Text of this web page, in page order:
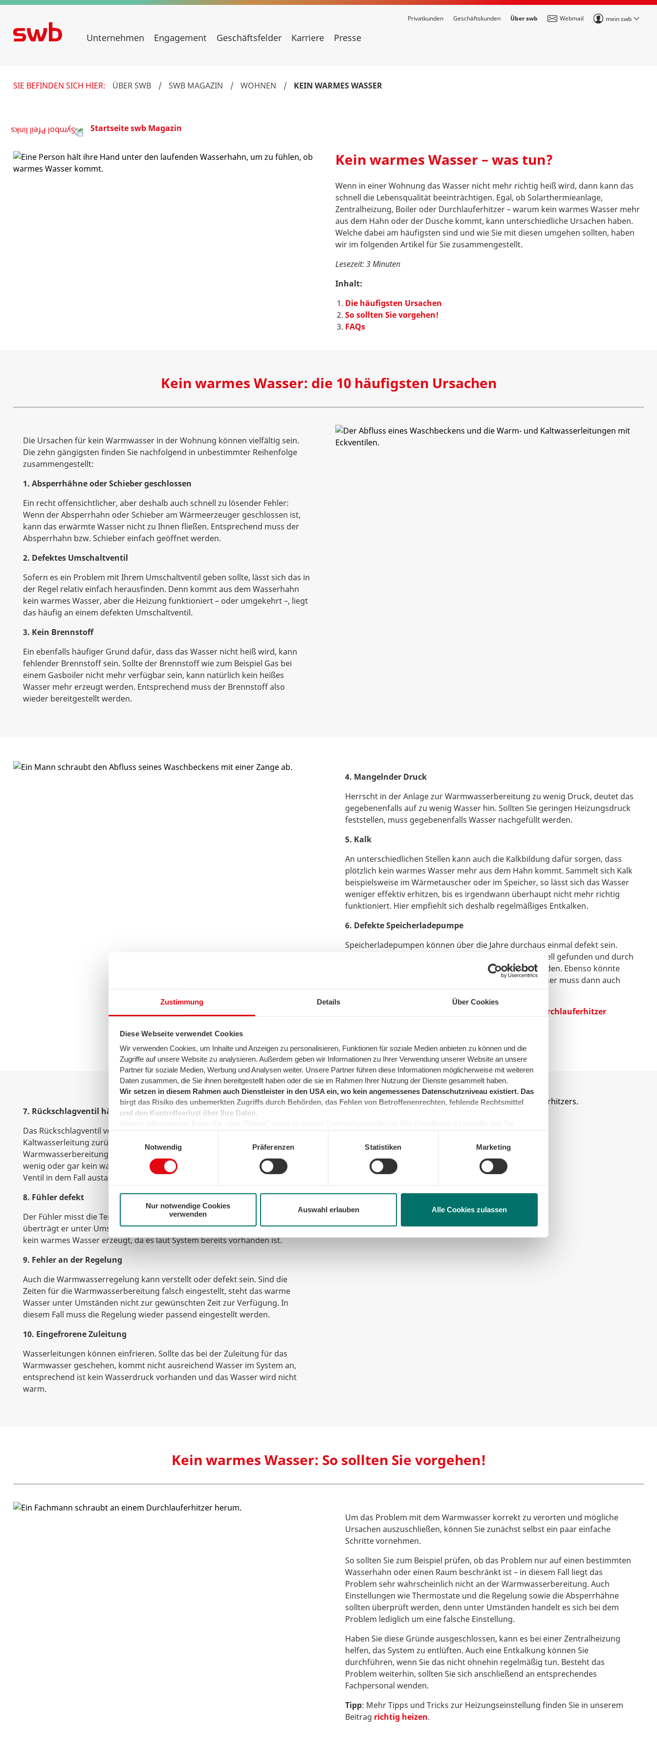
Zustimmung Details Über Cookies
Diese Webseite verwendet Cookies
Wir verwenden Cookies, um Inhalte und Anzeigen zu personalisieren, Funktionen für soziale Medien anbieten zu können und die
Zugriffe auf unsere Website zu analysieren. Außerdem geben wir Informationen zu Ihrer Verwendung unserer Website an unsere
Partner für soziale Medien, Werbung und Analysen weiter. Unsere Partner führen diese Informationen möglicherweise mit weiteren
Daten zusammen, die Sie ihnen bereitgestellt haben oder die sie im Rahmen Ihrer Nutzung der Dienste gesammelt haben.
Wir setzen in diesem Rahmen auch Dienstleister in den USA ein, wo kein angemessenes Datenschutzniveau existiert. Das
birgt das Risiko des unbemerkten Zugriffs durch Behörden, das Fehlen von Betroffenenrechten, fehlende Rechtsmittel
und den Kontrollverlust über Ihre Daten.
der Cookies auf das notwendige Minimum, um die Seite betreiben zu können.
Einwilligungsauswahl
Notwendig
Präferenzen Statistiken Marketing
Nur notwendige Cookies
verwenden
Auswahl erlauben Alle Cookies zulassen
Privatkunden Geschäftskunden Über swb Webmail mein swb
Unternehmen Engagement Geschäftsfelder Karriere Presse
SIE BEFINDEN SICH HIER: ÜBER SWB / SWB MAGAZIN / WOHNEN / KEIN WARMES WASSER
Startseite swb Magazin
Kein warmes Wasser – was tun?
Wenn in einer Wohnung das Wasser nicht mehr richtig heiß wird, dann kann das
schnell die Lebensqualität beeinträchtigen. Egal, ob Solarthermieanlage,
Zentralheizung, Boiler oder Durchlauferhitzer – warum kein warmes Wasser mehr
aus dem Hahn oder der Dusche kommt, kann unterschiedliche Ursachen haben.
Welche dabei am häufigsten sind und wie Sie mit diesen umgehen sollten, haben
wir im folgenden Artikel für Sie zusammengestellt.
Lesezeit: 3 Minuten
Inhalt:
Die häufigsten Ursachen
So sollten Sie vorgehen!
FAQs
Kein warmes Wasser: die 10 häufigsten Ursachen
Die Ursachen für kein Warmwasser in der Wohnung können vielfältig sein.
Die zehn gängigsten finden Sie nachfolgend in unbestimmter Reihenfolge
zusammengestellt:
1. Absperrhähne oder Schieber geschlossen
Ein recht offensichtlicher, aber deshalb auch schnell zu lösender Fehler:
Wenn der Absperrhahn oder Schieber am Wärmeerzeuger geschlossen ist,
kann das erwärmte Wasser nicht zu Ihnen fließen. Entsprechend muss der
Absperrhahn bzw. Schieber einfach geöffnet werden.
2. Defektes Umschaltventil
Sofern es ein Problem mit Ihrem Umschaltventil geben sollte, lässt sich das in
der Regel relativ einfach herausfinden. Denn kommt aus dem Wasserhahn
kein warmes Wasser, aber die Heizung funktioniert – oder umgekehrt –, liegt
das häufig an einem defekten Umschaltventil.
3. Kein Brennstoff
Ein ebenfalls häufiger Grund dafür, dass das Wasser nicht heiß wird, kann
fehlender Brennstoff sein. Sollte der Brennstoff wie zum Beispiel Gas bei
einem Gasboiler nicht mehr verfügbar sein, kann natürlich kein heißes
Wasser mehr erzeugt werden. Entsprechend muss der Brennstoff also
wieder bereitgestellt werden.
4. Mangelnder Druck
Herrscht in der Anlage zur Warmwasserbereitung zu wenig Druck, deutet das
gegebenenfalls auf zu wenig Wasser hin. Sollten Sie geringen Heizungsdruck
feststellen, muss gegebenenfalls Wasser nachgefüllt werden.
5. Kalk
An unterschiedlichen Stellen kann auch die Kalkbildung dafür sorgen, dass
plötzlich kein warmes Wasser mehr aus dem Hahn kommt. Sammelt sich Kalk
beispielsweise im Wärmetauscher oder im Speicher, so lässt sich das Wasser
weniger effektiv erhitzen, bis es irgendwann überhaupt nicht mehr richtig
funktioniert. Hier empfiehlt sich deshalb regelmäßiges Entkalken.
6. Defekte Speicherladepumpe
Speicherladepumpen können über die Jahre durchaus einmal defekt sein.
Sofern dieser Fall eintritt, kann das Problem aber schnell gefunden und durch
den Austausch der Pumpe ebenso rasch behoben werden. Ebenso könnte
der Boiler oder Durchlauferhitzer beschädigt sein. Dieser muss dann auch
Durchlauferhitzer
7. Rückschlagventil hängt
Das Rückschlagventil verhindert, dass warmes Wasser in die
Kaltwasserleitung zurückfließt. Hängt das Ventil, fließt zu wenig Wasser zur
Warmwasserbereitung nach, weshalb der Druck in den Leitungen sinkt und
wenig oder gar kein warmes Wasser bei Ihnen ankommt. Lassen Sie das
Ventil in dem Fall austauschen oder reparieren.
8. Fühler defekt
Der Fühler misst die Temperatur des Warmwasserspeichers. Ist er defekt,
überträgt er unter Umständen falsche Werte an die Regelung und es wird
kein warmes Wasser erzeugt, da es laut System bereits vorhanden ist.
9. Fehler an der Regelung
Auch die Warmwasserregelung kann verstellt oder defekt sein. Sind die
Zeiten für die Warmwasserbereitung falsch eingestellt, steht das warme
Wasser unter Umständen nicht zur gewünschten Zeit zur Verfügung. In
diesem Fall muss die Regelung wieder passend eingestellt werden.
10. Eingefrorene Zuleitung
Wasserleitungen können einfrieren. Sollte das bei der Zuleitung für das
Warmwasser geschehen, kommt nicht ausreichend Wasser im System an,
entsprechend ist kein Wasserdruck vorhanden und das Wasser wird nicht
warm.
Kein warmes Wasser: So sollten Sie vorgehen!
Um das Problem mit dem Warmwasser korrekt zu verorten und mögliche
Ursachen auszuschließen, können Sie zunächst selbst ein paar einfache
Schritte vornehmen.
So sollten Sie zum Beispiel prüfen, ob das Problem nur auf einen bestimmten
Wasserhahn oder einen Raum beschränkt ist – in diesem Fall liegt das
Problem sehr wahrscheinlich nicht an der Warmwasserbereitung. Auch
Einstellungen wie Thermostate und die Regelung sowie die Absperrhähne
sollten überprüft werden, denn unter Umständen handelt es sich bei dem
Problem lediglich um eine falsche Einstellung.
Haben Sie diese Gründe ausgeschlossen, kann es bei einer Zentralheizung
helfen, das System zu entlüften. Auch eine Entkalkung können Sie
durchführen, wenn Sie das nicht ohnehin regelmäßig tun. Besteht das
Problem weiterhin, sollten Sie sich anschließend an entsprechendes
Fachpersonal wenden.
Tipp: Mehr Tipps und Tricks zur Heizungseinstellung finden Sie in unserem
Beitrag richtig heizen.